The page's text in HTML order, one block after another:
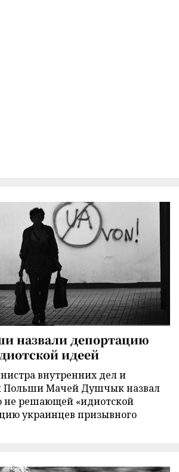
назвали депортацию
идеей
внутренних дел и
Польши Мачей Душчык назвал
решающей «идиотской
украинцев призывного